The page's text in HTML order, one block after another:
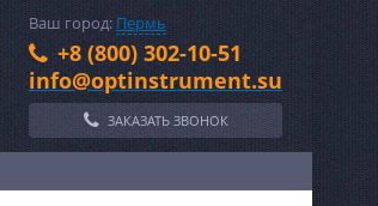
Ваш город: Пермь
+8 (800) 302-10-51
info@optinstrument.su
ЗАКАЗАТЬ ЗВОНОК